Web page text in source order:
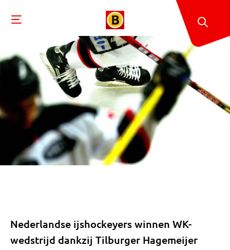
Nederlandse ijshockeyers winnen WK-
wedstrijd dankzij Tilburger Hagemeijer